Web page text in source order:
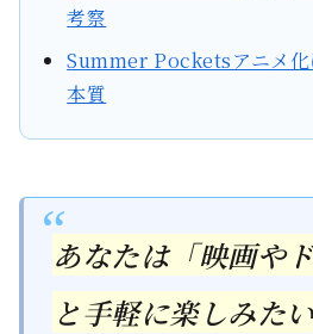
考察
Summer Pocketsアニメ化
本質
あなたは「映画や
と手軽に楽しみた